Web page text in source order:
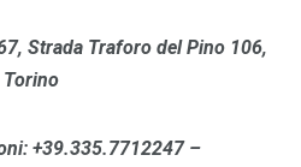
Strada Traforo del Pino 106,
Torino
+39.335.7712247 –